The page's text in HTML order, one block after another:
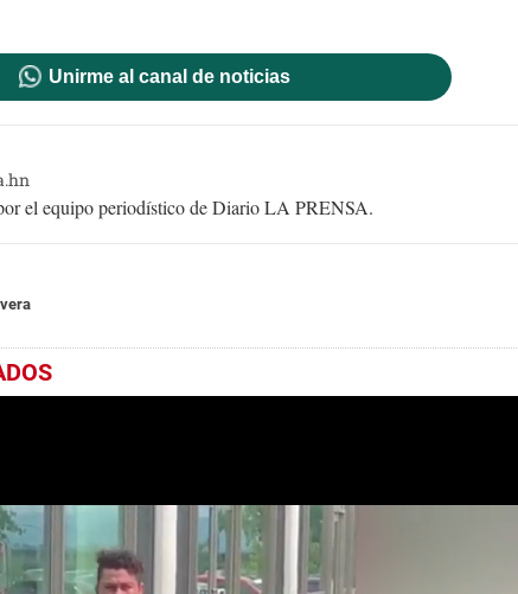
Unirme al canal de noticias
el equipo periodístico de Diario LA PRENSA.